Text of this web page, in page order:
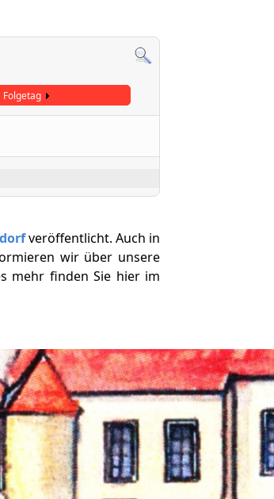
Folgetag
veröffentlicht. Auch in
wir über unsere
mehr finden Sie hier im